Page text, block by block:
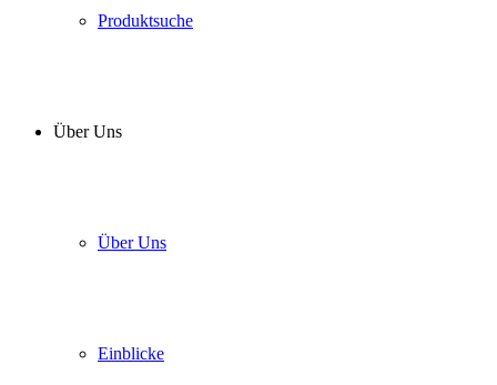
Produktsuche
Über Uns
Über Uns
Einblicke